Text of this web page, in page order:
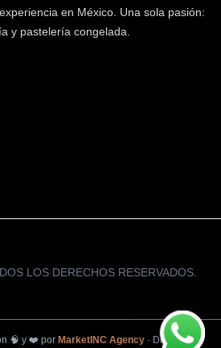
en México. Una sola pasión:
y pastelería congelada.
LOS DERECHOS RESERVADOS.
🧠 y ❤️ por MarketINC Agency · Diseño y